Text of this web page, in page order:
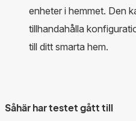
enheter i hemmet. Den
tillhandahålla
till ditt smarta hem.
Såhär har testet gått till